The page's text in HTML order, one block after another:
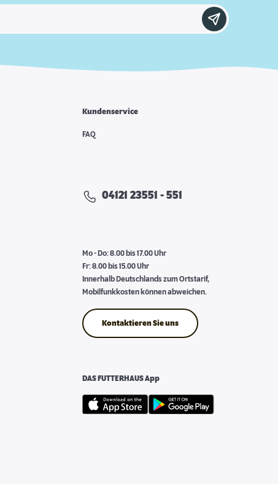
Kundenservice
FAQ
04121 23551 - 551
Mo - Do: 8.00 bis 17.00 Uhr
Fr: 8.00 bis 15.00 Uhr
Innerhalb Deutschlands zum Ortstarif,
Mobilfunkkosten können abweichen.
Kontaktieren Sie uns
DAS FUTTERHAUS App